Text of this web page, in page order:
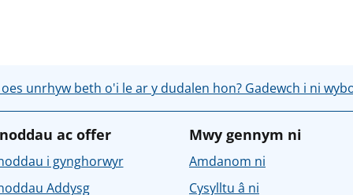
unrhyw beth o'i le ar y dudalen hon? Gadewch i ni
ac offer
i gynghorwyr
Addysg
Mwy gennym ni
Amdanom ni
Cysylltu â ni